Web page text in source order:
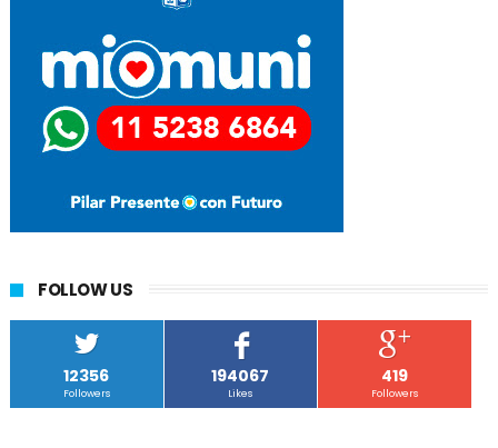
FOLLOW US
12356
Followers
194067
Likes
419
Followers